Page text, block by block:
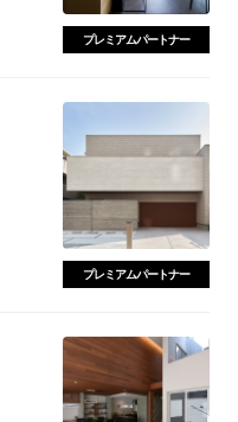
プレミアムパートナー
プレミアムパートナー